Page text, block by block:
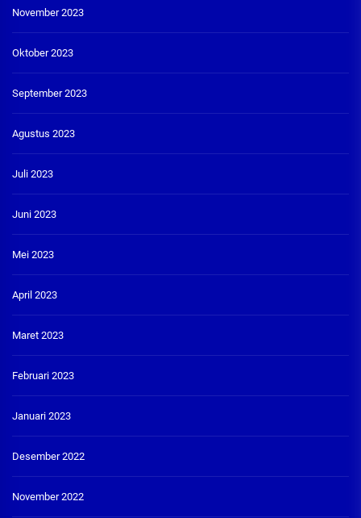
November 2023
Oktober 2023
September 2023
Agustus 2023
Juli 2023
Juni 2023
Mei 2023
April 2023
Maret 2023
Februari 2023
Januari 2023
Desember 2022
November 2022